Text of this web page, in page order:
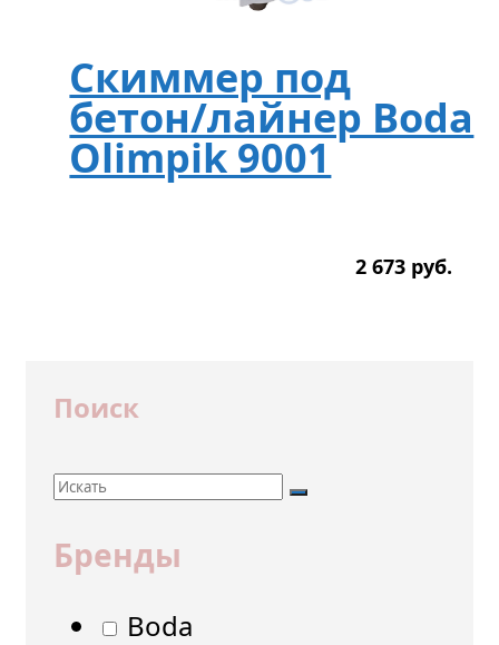
Скиммер под
бетон/лайнер Boda
Olimpik 9001
2 673 руб.
Поиск
Бренды
Boda